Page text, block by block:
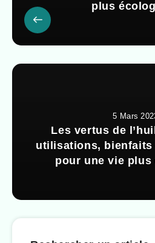
plus
5 Mars
Les vertus de
utilisations, bienfaits
pour une vie plus